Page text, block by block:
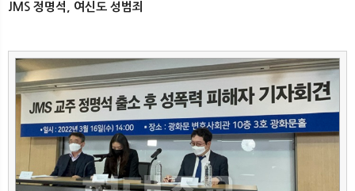
JMS 정명석, 여신도 성범죄